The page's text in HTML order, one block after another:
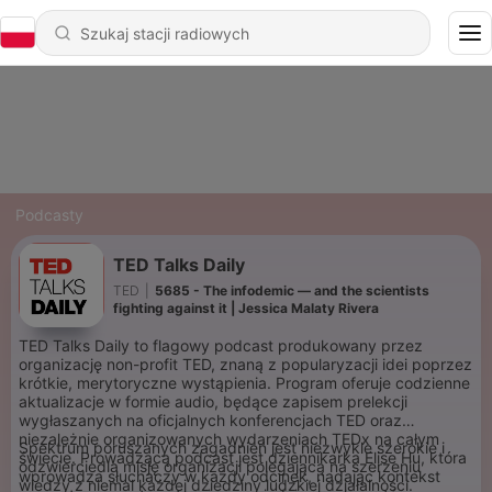
Podcasty
TED Talks Daily
TED
5685 - The infodemic — and the scientists
fighting against it | Jessica Malaty Rivera
TED Talks Daily to flagowy podcast produkowany przez
organizację non-profit TED, znaną z popularyzacji idei poprzez
krótkie, merytoryczne wystąpienia. Program oferuje codzienne
aktualizacje w formie audio, będące zapisem prelekcji
wygłaszanych na oficjalnych konferencjach TED oraz
niezależnie organizowanych wydarzeniach TEDx na całym
świecie. Prowadzącą podcast jest dziennikarka Elise Hu, która
wprowadza słuchaczy w każdy odcinek, nadając kontekst
Spektrum poruszanych zagadnień jest niezwykle szerokie i
odzwierciedla misję organizacji polegającą na szerzeniu
wiedzy z niemal każdej dziedziny ludzkiej działalności.